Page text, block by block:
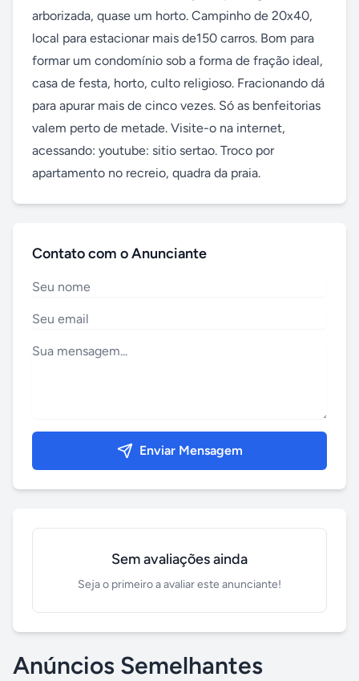
arborizada, quase um horto. Campinho de 20x40,
local para estacionar mais de150 carros. Bom para
formar um condomínio sob a forma de fração ideal,
casa de festa, horto, culto religioso. Fracionando dá
para apurar mais de cinco vezes. Só as benfeitorias
valem perto de metade. Visite-o na internet,
acessando: youtube: sitio sertao. Troco por
apartamento no recreio, quadra da praia.
Contato com o Anunciante
Enviar Mensagem
Sem avaliações ainda
Seja o primeiro a avaliar este anunciante!
Anúncios Semelhantes